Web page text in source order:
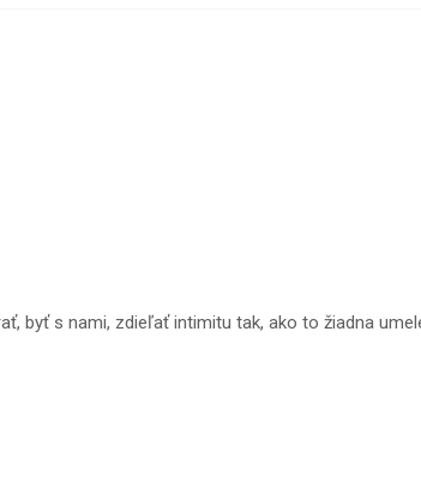
byť s nami, zdieľať intimitu tak, ako to žiadna